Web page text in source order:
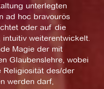
unterlegten
ad hoc bravourös
oder auf die
weiterentwickelt.
Magie der mit
Glaubenslehre, wobei
des/der
werden darf,